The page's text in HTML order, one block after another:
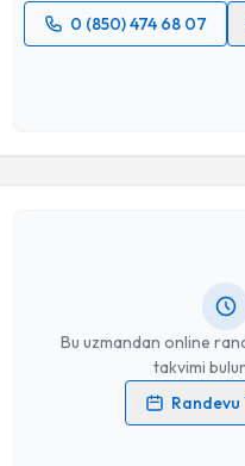
0 (850) 474 68 07
Takvim
Bu uzmandan online
takvimi
Randevu
Takvimi Talebi
Dr. Selcan Arpa Yılmaz
Kişisel verilerimin